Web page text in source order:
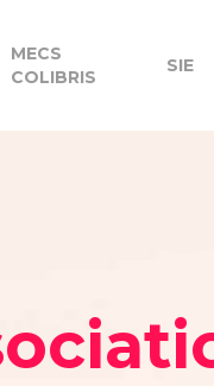
MECS
COLIBRIS
SIE